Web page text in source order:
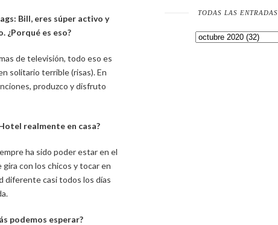
Bill, eres súper activo y
¿Porqué es eso?
de televisión, todo eso es
solitario terrible (risas). En
produzco y disfruto
realmente en casa?
ha sido poder estar en el
con los chicos y tocar en
diferente casi todos los días
podemos esperar?
TODAS LAS ENTRADAS